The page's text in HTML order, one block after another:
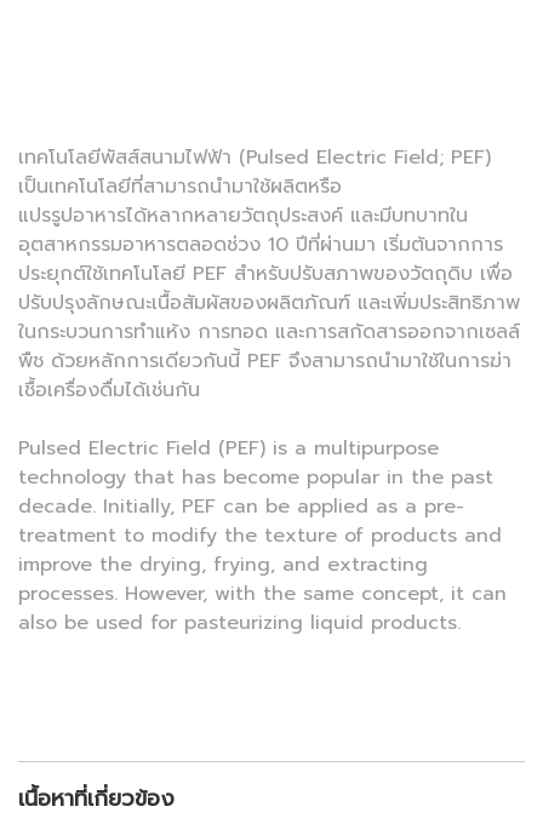
เทคโนโลยีพัสส์สนามไฟฟ้า (Pulsed Electric Field; PEF)
เป็นเทคโนโลยีที่สามารถนำมาใช้ผลิตหรือ
แปรรูปอาหารได้หลากหลายวัตถุประสงค์ และมีบทบาทใน
อุตสาหกรรมอาหารตลอดช่วง 10 ปีที่ผ่านมา เริ่มต้นจากการ
ประยุกต์ใช้เทคโนโลยี PEF สำหรับปรับสภาพของวัตถุดิบ เพื่อ
ปรับปรุงลักษณะเนื้อสัมผัสของผลิตภัณฑ์ และเพิ่มประสิทธิภาพ
ในกระบวนการทำแห้ง การทอด และการสกัดสารออกจากเซลล์
พืช ด้วยหลักการเดียวกันนี้ PEF จึงสามารถนำมาใช้ในการฆ่า
เชื้อเครื่องดื่มได้เช่นกัน
Pulsed Electric Field (PEF) is a multipurpose
technology that has become popular in the past
decade. Initially, PEF can be applied as a pre-
treatment to modify the texture of products and
improve the drying, frying, and extracting
processes. However, with the same concept, it can
also be used for pasteurizing liquid products.
เนื้อหาที่เกี่ยวข้อง